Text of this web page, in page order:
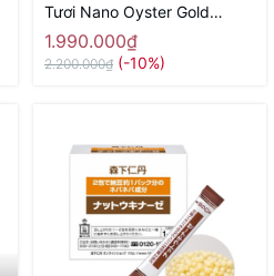
Tươi Nano Oyster Gold
NICHIEI BUSSAN 120 Viên -
Hàng Nhật chính hãng
1.990.000₫
2.200.000₫ (-10%)